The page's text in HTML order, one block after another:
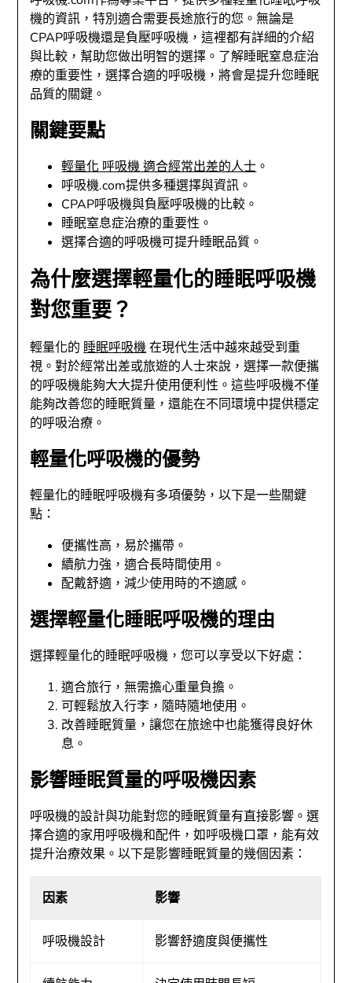
機的資訊，特別適合需要長途旅行的您。無論是
CPAP呼吸機還是負壓呼吸機，這裡都有詳細的介紹
與比較，幫助您做出明智的選擇。了解睡眠窒息症治
療的重要性，選擇合適的呼吸機，將會是提升您睡眠
品質的關鍵。
關鍵要點
輕量化 呼吸機 適合經常出差的人士。
呼吸機.com提供多種選擇與資訊。
CPAP呼吸機與負壓呼吸機的比較。
睡眠窒息症治療的重要性。
選擇合適的呼吸機可提升睡眠品質。
為什麼選擇輕量化的睡眠呼吸機
對您重要？
輕量化的睡眠呼吸機在現代生活中越來越受到重
視。對於經常出差或旅遊的人士來說，選擇一款便攜
的呼吸機能夠大大提升使用便利性。這些呼吸機不僅
能夠改善您的睡眠質量，還能在不同環境中提供穩定
的呼吸治療。
輕量化呼吸機的優勢
輕量化的睡眠呼吸機有多項優勢，以下是一些關鍵
點：
便攜性高，易於攜帶。
續航力強，適合長時間使用。
配戴舒適，減少使用時的不適感。
選擇輕量化睡眠呼吸機的理由
選擇輕量化的睡眠呼吸機，您可以享受以下好處：
適合旅行，無需擔心重量負擔。
可輕鬆放入行李，隨時隨地使用。
改善睡眠質量，讓您在旅途中也能獲得良好休
息。
影響睡眠質量的呼吸機因素
呼吸機的設計與功能對您的睡眠質量有直接影響。選
擇合適的家用呼吸機和配件，如呼吸機口罩，能有效
提升治療效果。以下是影響睡眠質量的幾個因素：
因素 影響
呼吸機設計 影響舒適度與便攜性